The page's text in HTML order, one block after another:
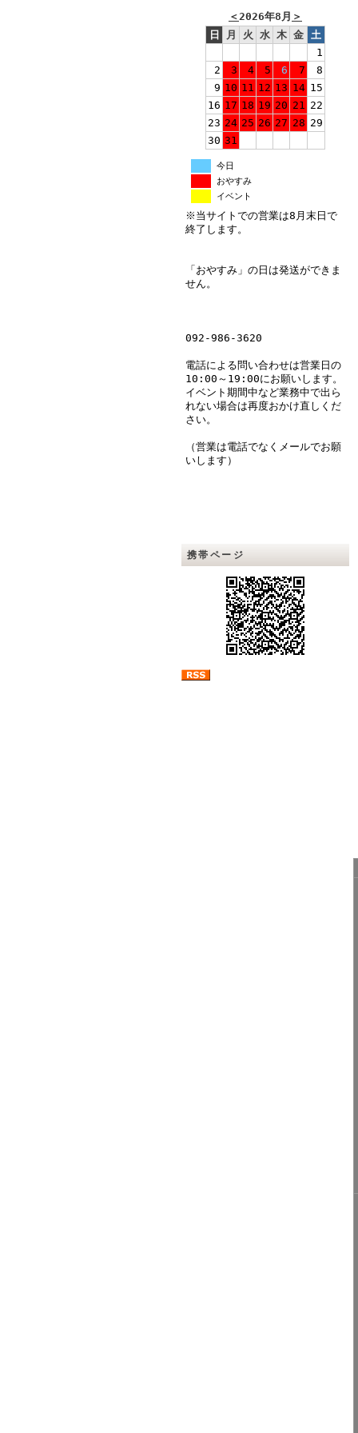
＜2026年8月 ＞
日
月 火 水 木 金 土
1
2
3 4 5 6 7
8
9 10 11 12 13 14 15
16 17 18 19 20 21 22
23 24 25 26 27 28 29
30 31
今日
おやすみ
イベント
※当サイトでの営業は8月末日で
終了します。
「おやすみ」の日は発送ができま
せん。
092-986-3620
電話による問い合わせは営業日の
10:00～19:00にお願いします。
イベント期間中など業務中で出ら
れない場合は再度おかけ直しくだ
さい。
（営業は電話でなくメールでお願
いします）
携帯ページ